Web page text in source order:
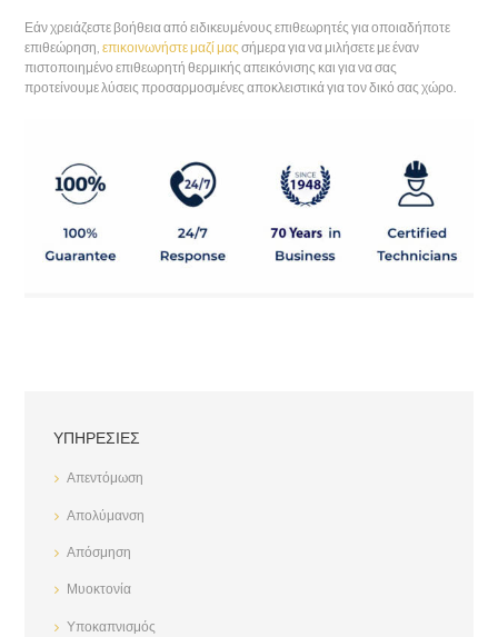
Εάν χρειάζεστε βοήθεια από ειδικευμένους επιθεωρητές για οποιαδήποτε
επιθεώρηση,επικοινωνήστε μαζί μας σήμερα για να μιλήσετε με έναν
πιστοποιημένο επιθεωρητή θερμικής απεικόνισης και για να σας
προτείνουμε λύσεις προσαρμοσμένες αποκλειστικά για τον δικό σας χώρο.
ΥΠΗΡΕΣΊΕΣ
Απεντόμωση
Απολύμανση
Απόσμηση
Μυοκτονία
Υποκαπνισμός